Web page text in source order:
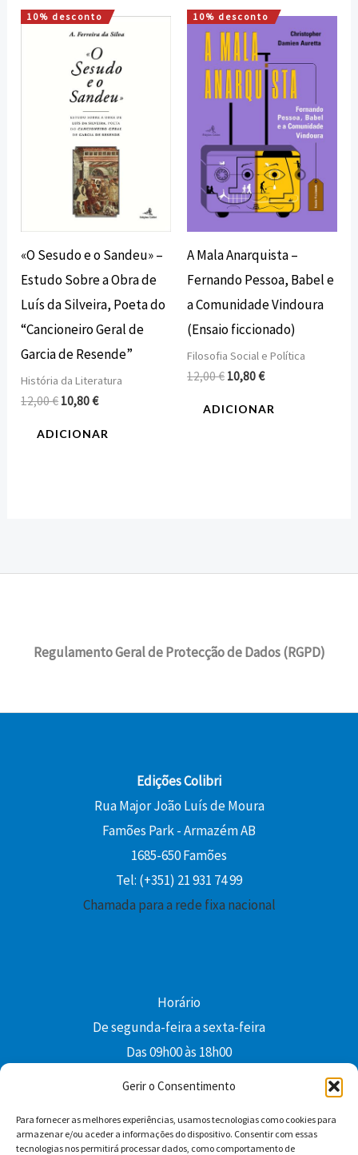
Gerir o Consentimento
Para fornecer as melhores experiências, usamos tecnologias como cookies para
armazenar e/ou aceder a informações do dispositivo. Consentir com essas
tecnologias nos permitirá processar dados, como comportamento de
10% desconto
«O Sesudo e o Sandeu» –
Estudo Sobre a Obra de
Luís da Silveira, Poeta do
“Cancioneiro Geral de
Garcia de Resende”
História da Literatura
12,00€
O
preço
original
era:
12,00 €.
10,80€
O
preço
atual
é:
10,80 €.
ADICIONAR
10% desconto
A Mala Anarquista –
Fernando Pessoa, Babel e
a Comunidade Vindoura
(Ensaio ficcionado)
Filosofia Social e Política
12,00€
O
preço
original
era:
12,00 €.
10,80€
O
preço
atual
é:
10,80 €.
ADICIONAR
Regulamento Geral de Protecção de Dados (RGPD)
Edições Colibri
Rua Major João Luís de Moura
Famões Park - Armazém AB
1685-650 Famões
Tel: (+351) 21 931 74 99
Chamada para a rede fixa nacional
Horário
De segunda-feira a sexta-feira
Das 09h00 às 18h00
Facebook YouTube Instagram
Whatsapp